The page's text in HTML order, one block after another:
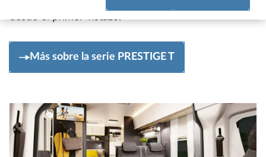
desde el primer vistazo.
Más sobre la serie PRESTIGE T